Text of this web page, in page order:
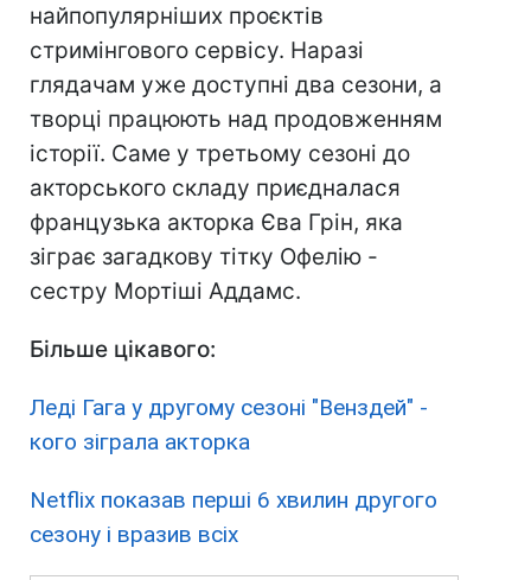
найпопулярніших проєктів
стримінгового сервісу. Наразі
глядачам уже доступні два сезони, а
творці працюють над продовженням
історії. Саме у третьому сезоні до
акторського складу приєдналася
французька акторка Єва Грін, яка
зіграє загадкову тітку Офелію -
сестру Мортіші Аддамс.
Більше цікавого:
Леді Гага у другому сезоні "Венздей" -
кого зіграла акторка
Netflix показав перші 6 хвилин другого
сезону і вразив всіх